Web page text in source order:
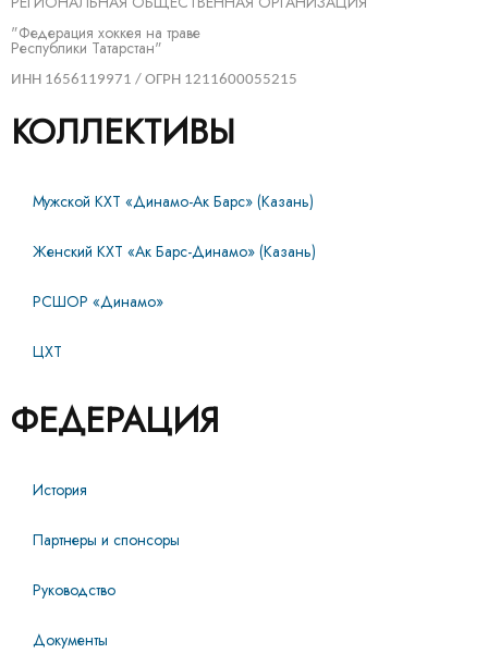
"Федерация хоккея на траве
Республики Татарстан"
ИНН 1656119971 / ОГРН 1211600055215
КОЛЛЕКТИВЫ
Мужской КХТ «Динамо-Ак Барс» (Казань)
Женский КХТ «Ак Барс-Динамо» (Казань)
РСШОР «Динамо»
ЦХТ
ФЕДЕРАЦИЯ
История
Партнеры и спонсоры
Руководство
Документы